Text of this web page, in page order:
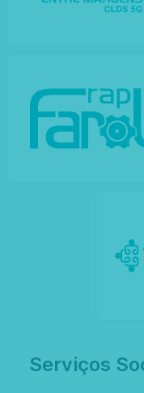
Serviços